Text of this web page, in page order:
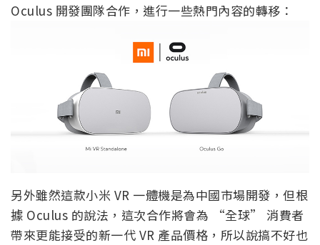
Oculus 開發團隊合作，進行一些熱門內容的轉移：
另外雖然這款小米 VR 一體機是為中國市場開發，但根
據 Oculus 的說法，這次合作將會為 “全球” 消費者
帶來更能接受的新一代 VR 產品價格，所以說搞不好也